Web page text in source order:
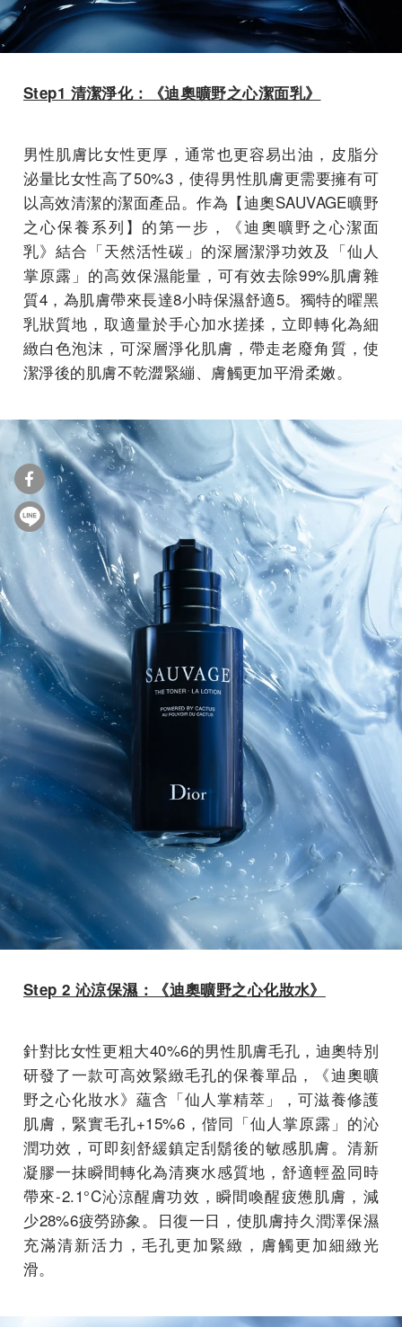
Step1 清潔淨化：《迪奧曠野之心潔面乳》
男性肌膚比女性更厚，通常也更容易出油，皮脂分
泌量比女性高了50%3 ，使得男性肌膚更需要擁有可
以高效清潔的潔面產品。作為【迪奧SAUVAGE曠野
之心保養系列】的第一步，《迪奧曠野之心潔面
乳》結合「天然活性碳」的深層潔淨功效及「仙人
掌原露」的高效保濕能量，可有效去除99%肌膚雜
質4，為肌膚帶來長達8小時保濕舒適5。獨特的曜黑
乳狀質地，取適量於手心加水搓揉，立即轉化為細
緻白色泡沫，可深層淨化肌膚，帶走老廢角質，使
潔淨後的肌膚不乾澀緊繃、膚觸更加平滑柔嫩。
Step 2沁涼保濕：《迪奧曠野之心化妝水》
針對比女性更粗大40%6的男性肌膚毛孔，迪奧特別
研發了一款可高效緊緻毛孔的保養單品，《迪奧曠
野之心化妝水》蘊含「仙人掌精萃」，可滋養修護
肌膚，緊實毛孔+15%6 ，偕同「仙人掌原露」的沁
潤功效，可即刻舒緩鎮定刮鬍後的敏感肌膚。清新
凝膠一抹瞬間轉化為清爽水感質地，舒適輕盈同時
帶來-2.1°C沁涼醒膚功效，瞬間喚醒疲憊肌膚，減
少28%6疲勞跡象。日復一日，使肌膚持久潤澤保濕
充滿清新活力，毛孔更加緊緻，膚觸更加細緻光
滑。